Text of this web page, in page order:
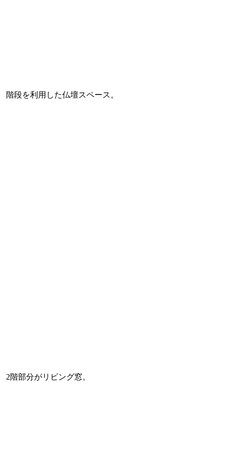
階段を利用した仏壇スペース。
2階部分がリビング窓。